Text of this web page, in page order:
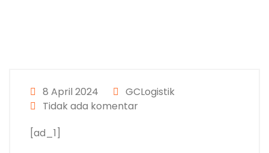
8 April 2024
GCLogistik
Tidak ada komentar
[ad_1]